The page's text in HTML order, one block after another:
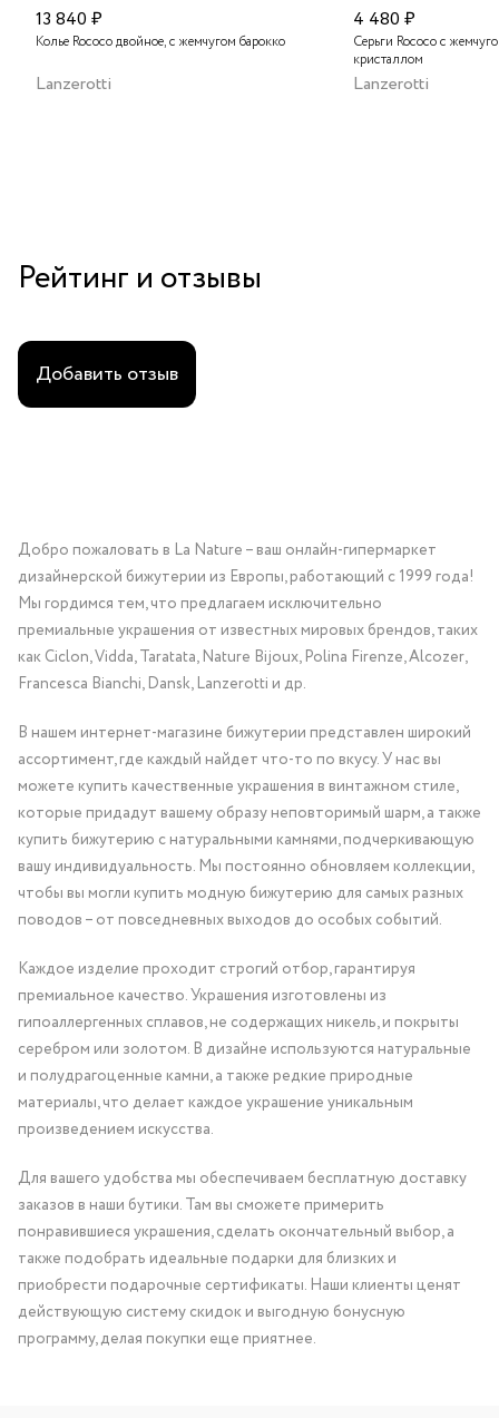
13 840 ₽
Колье Rococo двойное, с жемчугом барокко
Lanzerotti
4 480 ₽
Серьги Rococo с
кристаллом
Lanzerotti
Рейтинг и отзывы
Добавить отзыв
Добро пожаловать в La Nature – ваш онлайн-гипермаркет
дизайнерской бижутерии из Европы, работающий с 1999 года!
Мы гордимся тем, что предлагаем исключительно
премиальные украшения от известных мировых брендов, таких
как Ciclon, Vidda, Taratata, Nature Bijoux, Polina Firenze, Alcozer,
Francesca Bianchi, Dansk, Lanzerotti и др.
В нашем интернет-магазине бижутерии представлен широкий
ассортимент, где каждый найдет что-то по вкусу. У нас вы
можете купить качественные украшения в винтажном стиле,
которые придадут вашему образу неповторимый шарм, а также
купить бижутерию с натуральными камнями, подчеркивающую
вашу индивидуальность. Мы постоянно обновляем коллекции,
чтобы вы могли купить модную бижутерию для самых разных
поводов – от повседневных выходов до особых событий.
Каждое изделие проходит строгий отбор, гарантируя
премиальное качество. Украшения изготовлены из
гипоаллергенных сплавов, не содержащих никель, и покрыты
серебром или золотом. В дизайне используются натуральные
и полудрагоценные камни, а также редкие природные
материалы, что делает каждое украшение уникальным
произведением искусства.
Для вашего удобства мы обеспечиваем бесплатную доставку
заказов в наши бутики. Там вы сможете примерить
понравившиеся украшения, сделать окончательный выбор, а
также подобрать идеальные подарки для близких и
приобрести подарочные сертификаты. Наши клиенты ценят
действующую систему скидок и выгодную бонусную
программу, делая покупки еще приятнее.